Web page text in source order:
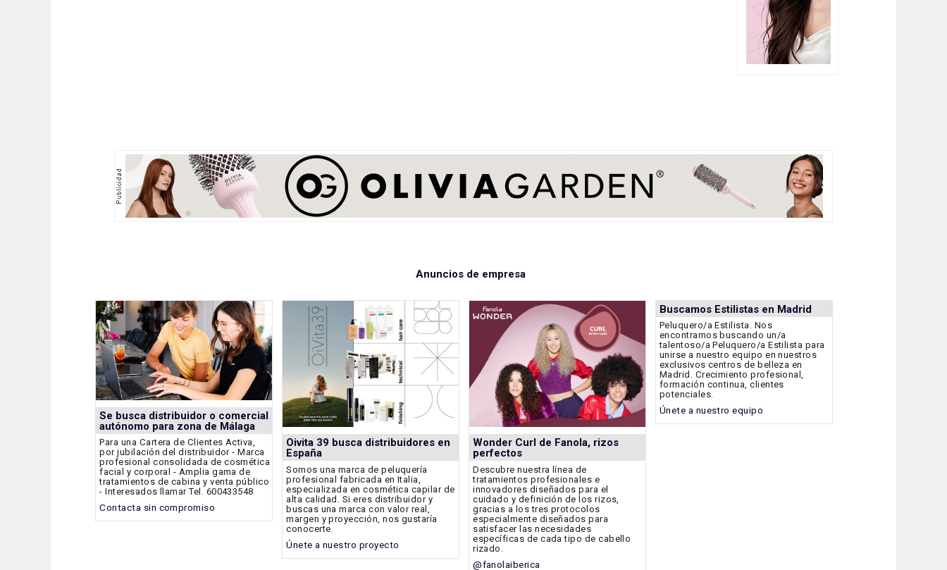
Anuncios de empresa
Se busca distribuidor o comercial
autónomo para zona de Málaga
Para una Cartera de Clientes Activa,
por jubilación del distribuidor - Marca
profesional consolidada de cosmética
facial y corporal - Amplia gama de
tratamientos de cabina y venta público
- Interesados llamar Tel. 600433548
Contacta sin compromiso
Oivita 39 busca distribuidores en
España
Somos una marca de peluquería
profesional fabricada en Italia,
especializada en cosmética capilar de
alta calidad. Si eres distribuidor y
buscas una marca con valor real,
margen y proyección, nos gustaría
conocerte.
Únete a nuestro proyecto
Wonder Curl de Fanola, rizos
perfectos
Descubre nuestra línea de
tratamientos profesionales e
innovadores diseñados para el
cuidado y definición de los rizos,
gracias a los tres protocolos
especialmente diseñados para
satisfacer las necesidades
específicas de cada tipo de cabello
rizado.
@fanolaiberica
Buscamos Estilistas en Madrid
Peluquero/a Estilista. Nos
encontramos buscando un/a
talentoso/a Peluquero/a Estilista para
unirse a nuestro equipo en nuestros
exclusivos centros de belleza en
Madrid. Crecimiento profesional,
formación continua, clientes
potenciales.
Únete a nuestro equipo